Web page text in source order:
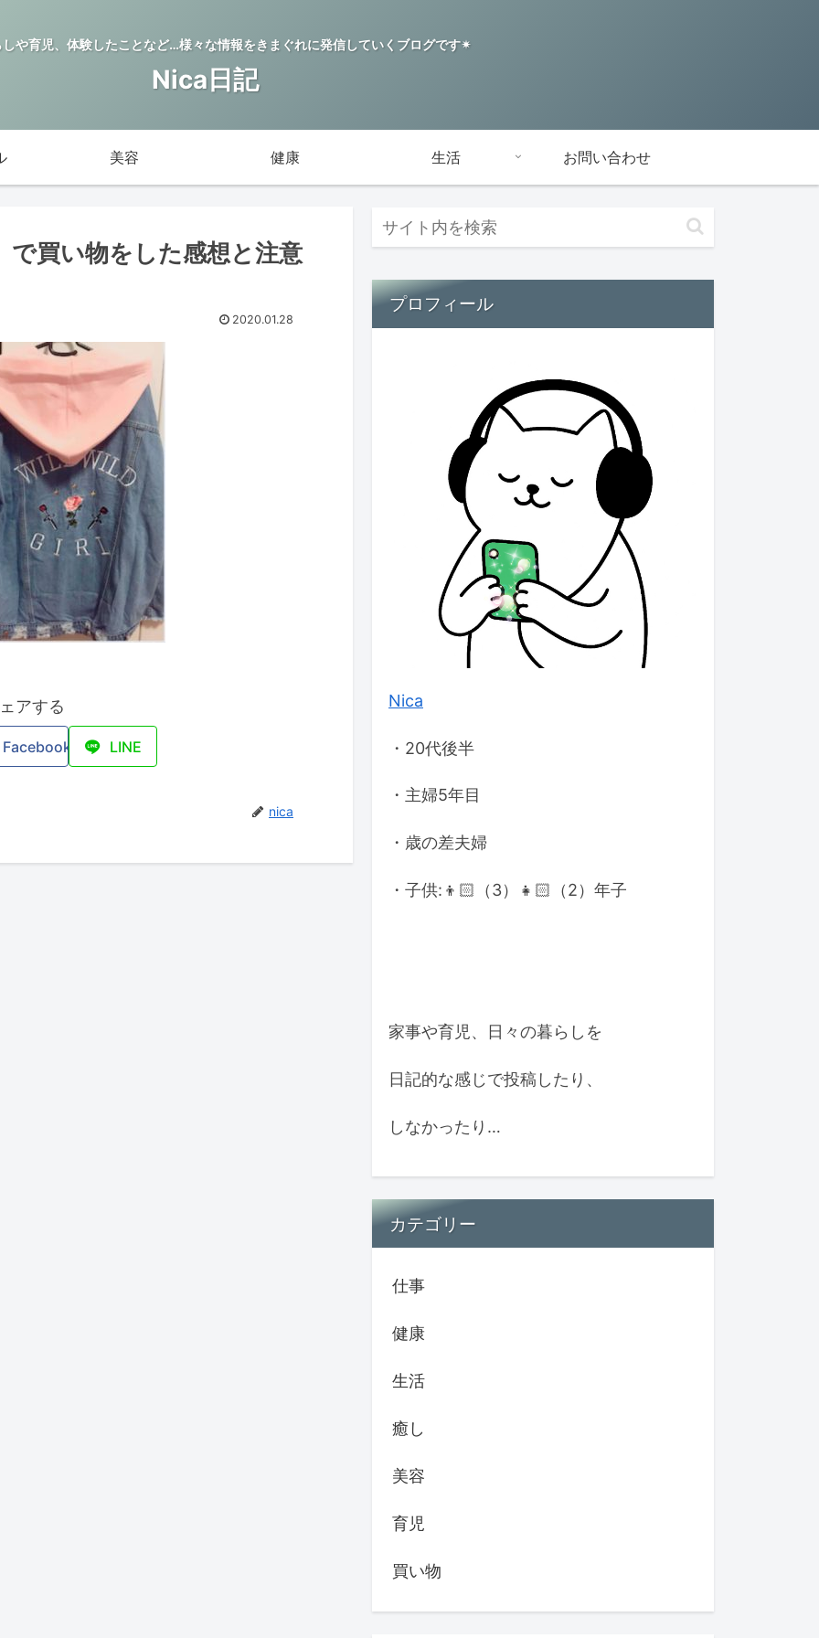
や育児、体験したことなど…様々な情報をきまぐれに発信していくブログです✴︎
Nica日記
美容 健康 生活 お問い合わせ
買い物をした感想と注意
2020.01.28
アする
Facebook LINE
nica
プロフィール
Nica
・20代後半
・主婦5年目
・歳の差夫婦
・子供:👦🏻（3）👧🏻（2）年子
家事や育児、日々の暮らしを
日記的な感じで投稿したり、
しなかったり…
カテゴリー
仕事
健康
生活
癒し
美容
育児
買い物